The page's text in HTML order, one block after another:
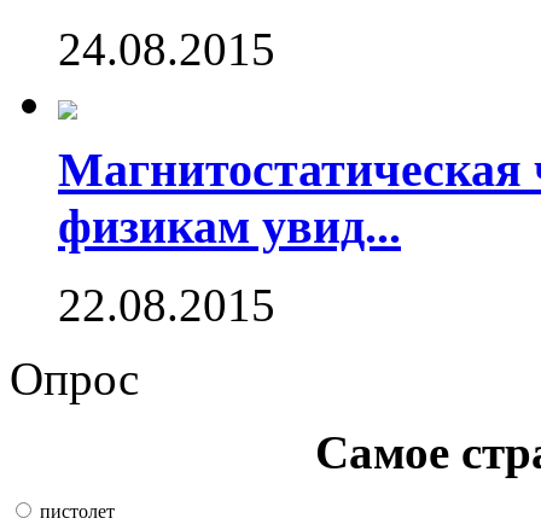
24.08.2015
Магнитостатическая
физикам увид...
22.08.2015
Опрос
Самое
пистолет